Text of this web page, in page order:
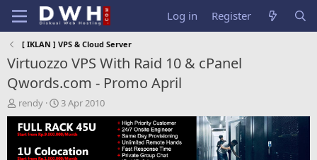
Log in Register
[ IKLAN ] VPS & Cloud Server
Virtuozzo VPS With Raid 10 & cPanel
Qwords.com - Promo April
T
h
r
e
a
rendy
S
t
a
r
t
3 Apr 2010